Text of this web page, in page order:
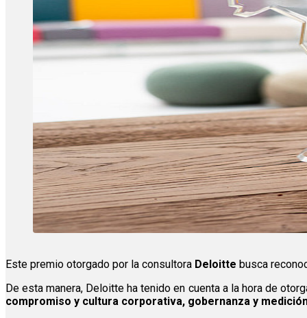
Este premio otorgado por la consultora Deloitte busca
De esta manera, Deloitte ha tenido en cuenta a la hora de
compromiso y cultura corporativa, gobernanza y